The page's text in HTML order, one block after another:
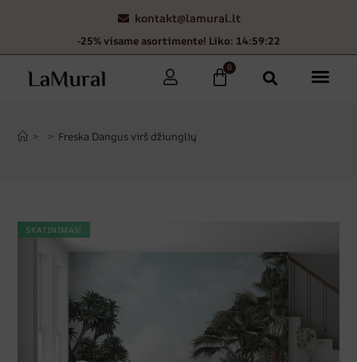
kontakt@lamural.lt
-25% visame asortimente! Liko: 14:59:21
0
> > Freska Dangus virš džiunglių
SKATINIMAS!